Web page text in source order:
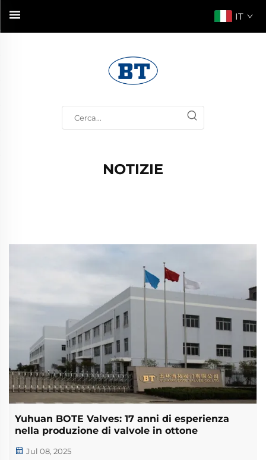
IT
NOTIZIE
Yuhuan BOTE Valves: 17 anni di esperienza
nella produzione di valvole in ottone
Jul 08, 2025